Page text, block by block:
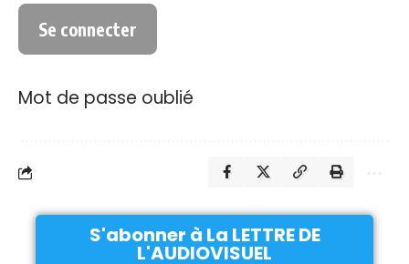
Mot de passe oublié
S'abonner à La LETTRE DE
L'AUDIOVISUEL